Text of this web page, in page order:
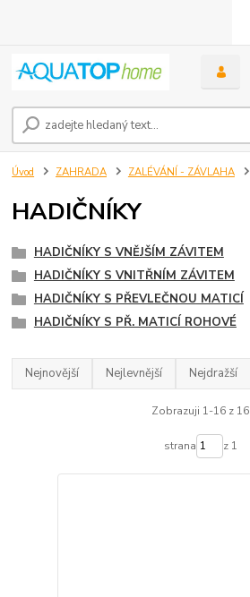
Úvod ZAHRADA ZALÉVÁNÍ - ZÁVLAHA
HADIČNÍKY
HADIČNÍKY S VNĚJŠÍM ZÁVITEM
HADIČNÍKY S VNITŘNÍM ZÁVITEM
HADIČNÍKY S PŘEVLEČNOU MATICÍ
HADIČNÍKY S PŘ. MATICÍ ROHOVÉ
Nejnovější Nejlevnější Nejdražší
Zobrazuji 1-16 z 16
strana z 1